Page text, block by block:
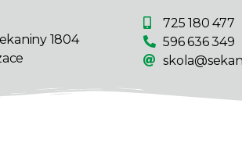
1804
725 180 477
596 636 349